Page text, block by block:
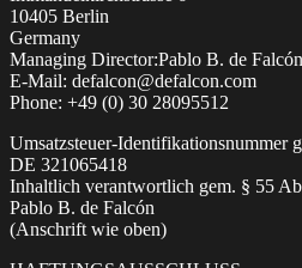
10405 Berlin
Germany
Managing Director:Pablo B. de Falcón
E-Mail: defalcon@defalcon.com
Phone: +49 (0) 30 28095512
Umsatzsteuer-Identifikationsnummer
DE 321065418
Inhaltlich verantwortlich gem. § 55
Pablo B. de Falcón
(Anschrift wie oben)